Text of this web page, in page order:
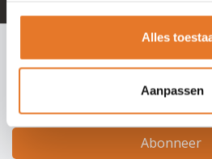
Alles
Aanpassen
INSCHRIJVEN NIEUWSBRIEF
Meld je nu aan voor extra
Abonneer